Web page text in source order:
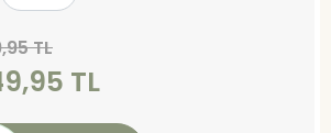
TL
TL